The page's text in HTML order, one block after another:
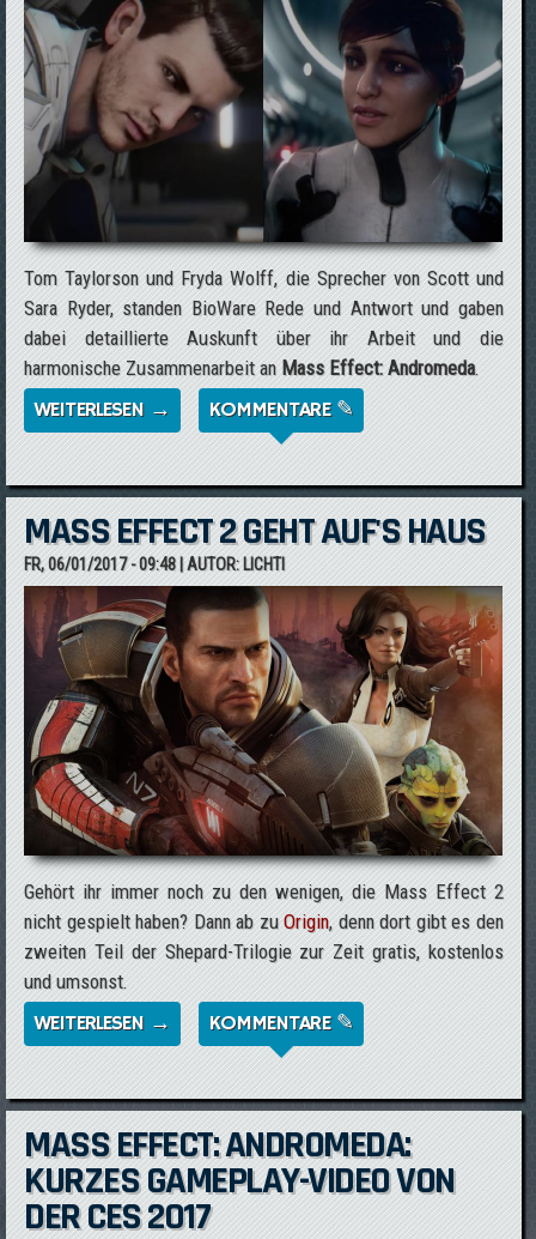
Tom Taylorson und Fryda Wolff, die Sprecher von Scott und
Sara Ryder, standen BioWare Rede und Antwort und gaben
dabei detaillierte Auskunft über ihr Arbeit und die
harmonische Zusammenarbeit anMass Effect: Andromeda.
WEITERLESEN → ÜBER MASS EFFECT: ANDROMEDA: DIE
SPRECHER VON SCOTT UND SARA RYDER
IM "INTERVIEW"
KOMMENTARE ✎
MASS EFFECT 2 GEHT AUF'S HAUS
FR, 06/01/2017 - 09:48| AUTOR: LICHTI
Gehört ihr immer noch zu den wenigen, die Mass Effect 2
nicht gespielt haben? Dann ab zuOrigin, denn dort gibt es den
zweiten Teil der Shepard-Trilogie zur Zeit gratis, kostenlos
und umsonst.
WEITERLESEN → ÜBER MASS EFFECT 2 GEHT AUF'S HAUS
KOMMENTARE ✎
MASS EFFECT: ANDROMEDA:
KURZES GAMEPLAY-VIDEO VON
DER CES 2017